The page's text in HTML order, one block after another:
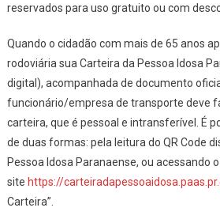
reservados para uso gratuito ou com
Quando o cidadão com mais de 65 anos
rodoviária sua Carteira da Pessoa Idosa
digital), acompanhada de documento
funcionário/empresa de transporte deve
carteira, que é pessoal e intransferível. É
de duas formas: pela leitura do QR Code
Pessoa Idosa Paranaense, ou acessando o
site https://
Carteira”.